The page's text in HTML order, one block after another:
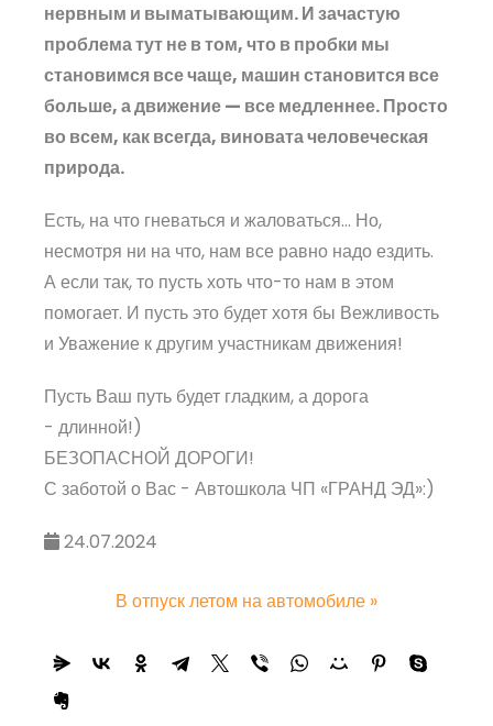
нервным и выматывающим. И зачастую
проблема тут не в том, что в пробки мы
становимся все чаще, машин становится все
больше, а движение — все медленнее. Просто
во всем, как всегда, виновата человеческая
природа.
Есть, на что гневаться и жаловаться… Но,
несмотря ни на что, нам все равно надо ездить.
А если так, то пусть хоть что-то нам в этом
помогает. И пусть это будет хотя бы Вежливость
и Уважение к другим участникам движения!
Пусть Ваш путь будет гладким, а дорога
- длинной!)
БЕЗОПАСНОЙ ДОРОГИ!
С заботой о Вас - Автошкола ЧП «ГРАНД ЭД»:)
24.07.2024
В отпуск летом на автомобиле »